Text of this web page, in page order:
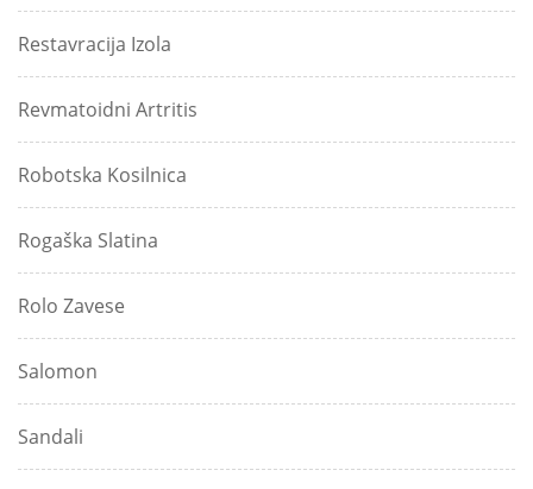
Restavracija Izola
Revmatoidni Artritis
Robotska Kosilnica
Rogaška Slatina
Rolo Zavese
Salomon
Sandali